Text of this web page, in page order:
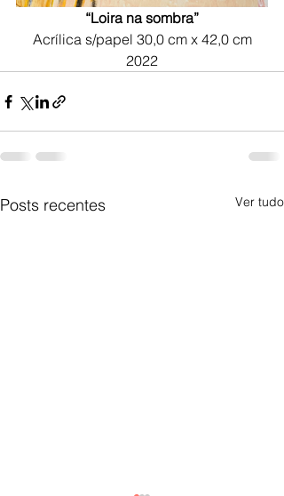
“Loira na sombra”
Acrílica s/papel 30,0 cm x 42,0 cm
2022
Posts recentes Ver tudo